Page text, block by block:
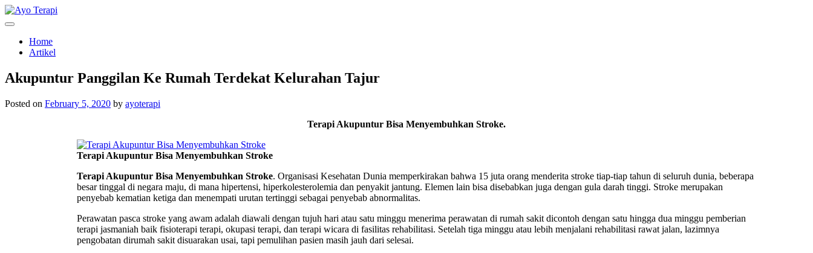
Skip
to
Home
Artikel
Akupuntur Panggilan Ke Rumah Terdekat Kelurahan Tajur
Posted on February 5, 2020 by ayoterapi
Terapi Akupuntur Bisa Menyembuhkan Stroke.
Terapi Akupuntur Bisa Menyembuhkan Stroke
Terapi Akupuntur Bisa Menyembuhkan Stroke. Organisasi Kesehatan Dunia memperkirakan bahwa 15 juta orang menderita stroke tiap-tiap tahun di seluruh dunia, beberapa
besar tinggal di negara maju, di mana hipertensi, hiperkolesterolemia dan penyakit jantung. Elemen lain bisa disebabkan juga dengan gula darah tinggi. Stroke merupakan
penyebab kematian ketiga dan menempati urutan tertinggi sebagai penyebab abnormalitas.
Perawatan pasca stroke yang awam adalah diawali dengan tujuh hari atau satu minggu menerima perawatan di rumah sakit dicontoh dengan satu hingga dua minggu pemberian
terapi jasmaniah baik fisioterapi terapi, okupasi terapi, dan terapi wicara di fasilitas rehabilitasi. Setelah tiga minggu atau lebih menjalani rehabilitasi rawat jalan, lazimnya
pengobatan dirumah sakit disuarakan usai, tapi pemulihan pasien masih jauh dari selesai.